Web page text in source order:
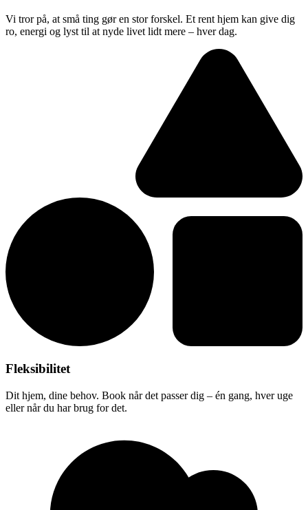
Vi tror på, at små ting gør en stor forskel. Et rent hjem kan give dig
ro, energi og lyst til at nyde livet lidt mere – hver dag.
Fleksibilitet
Dit hjem, dine behov. Book når det passer dig – én gang, hver uge
eller når du har brug for det.